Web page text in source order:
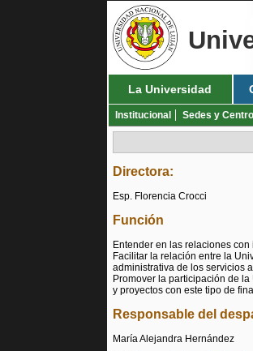
La Universidad
Institucional Sedes y
Directora:
Esp. Florencia Crocci
Función
Entender en las relaciones
Facilitar la relación entre la
administrativa de los servicios
Promover la participación de
y proyectos con este tipo de
Responsable del
María Alejandra Hernández